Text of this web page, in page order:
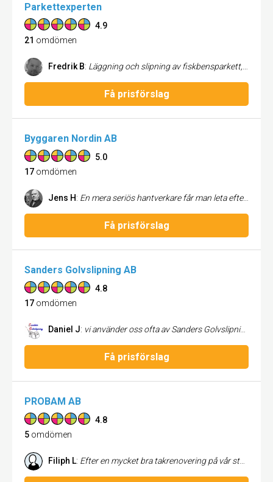
Parkettexperten
4.9
21 omdömen
Fredrik B: Läggning och slipning av fiskbensparkett, utfördes mycket noggrant och man kom med bra lösningar och förslag. Jag hade höga förväntningar vilka uppfylldes helt, allt gick dessutom enligt tidsplanen som vi kom överens om. Jag rekommenderar verkligen företaget.
Få prisförslag
Byggaren Nordin AB
5.0
17 omdömen
Jens H: En mera seriös hantverkare får man leta efter helt klart , extremt noggran och proffsig , jag kommer att anlita dom för allt som ska fixas hos oss
Få prisförslag
Sanders Golvslipning AB
4.8
17 omdömen
Daniel J: vi använder oss ofta av Sanders Golvslipning i vår egen verksamhet. Det är ett tryggt företag som utför arbetet helt efter önskemål. Slutresultatet är alltid det som utlovas! Finns ingenting att klaga på här!
Få prisförslag
PROBAM AB
4.8
5 omdömen
Filiph L: Efter en mycket bra takrenovering på vår stugby vill vi varmt rekommendera detta byggföretag. Trots maximal otur med vädret så levererades arbetet enligt bestämd tid. Vi är mycket nöjda och ser fram emot ett långt samarbete med PROBAM AB. Mvh Bergakungen Stugby i Osby